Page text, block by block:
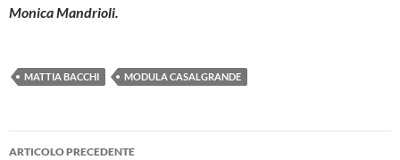
Monica Mandrioli.
MATTIA BACCHI MODULA CASALGRANDE
Navigazione
ARTICOLO PRECEDENTE